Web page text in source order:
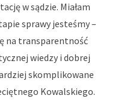
w sądzie. Miałam
sprawy jesteśmy–
na transparentność
wiedzy i dobrej
skomplikowane
Kowalskiego.